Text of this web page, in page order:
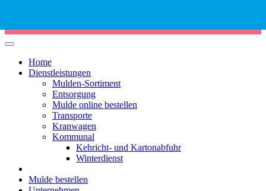
Home
Dienstleistungen
Mulden-Sortiment
Entsorgung
Mulde online bestellen
Transporte
Kranwagen
Kommunal
Kehricht- und Kartonabfuhr
Winterdienst
Mulde bestellen
for
calling